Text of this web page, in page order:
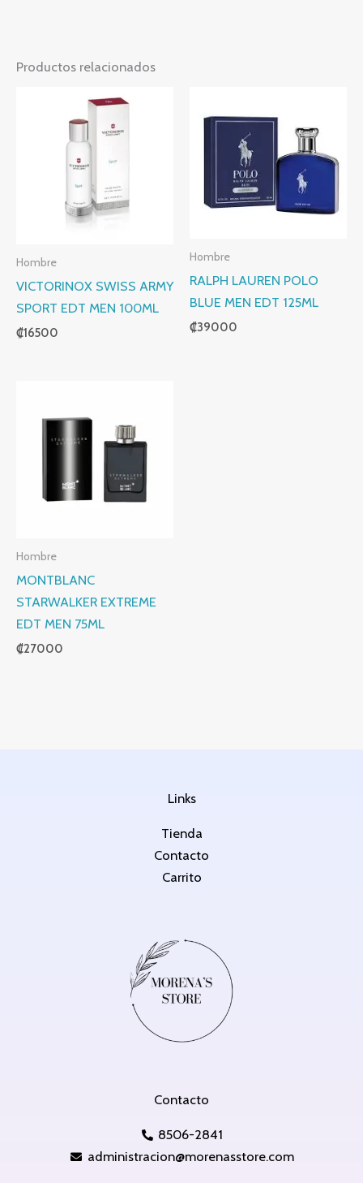
Productos relacionados
Hombre
VICTORINOX SWISS ARMY
SPORT EDT MEN 100ML
₡16500
Hombre
RALPH LAUREN POLO
BLUE MEN EDT 125ML
₡39000
Hombre
MONTBLANC
STARWALKER EXTREME
EDT MEN 75ML
₡27000
Contacto
8506-2841
administracion@morenasstore.com
Links
Tienda
Contacto
Carrito